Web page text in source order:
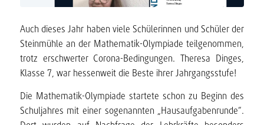
Auch dieses Jahr haben viele Schülerinnen und Schüler der
Steinmühle an der Mathematik-Olympiade teilgenommen,
trotz erschwerter Corona-Bedingungen. Theresa Dinges,
Klasse 7, war hessenweit die Beste ihrer Jahrgangsstufe!
Die Mathematik-Olympiade startete schon zu Beginn des
Schuljahres mit einer sogenannten „Hausaufgabenrunde“.